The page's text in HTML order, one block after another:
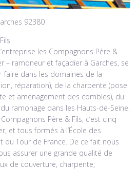
92380
les Compagnons Père &
– ramoneur et façadier à Garches, se
faire dans les domaines de la
réparation), de la charpente (pose
et aménagement des combles), du
ramonage dans les Hauts-de-Seine.
Père & Fils, c’est cinq
et tous formés à l’École des
du Tour de France. De ce fait nous
assurer une grande qualité de
de couverture, charpente,